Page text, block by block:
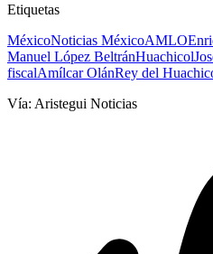
Etiquetas
MéxicoNoticias MéxicoAMLO
Manuel López BeltránHuachicol
fiscalAmílcar OlánRey del
Vía: Aristegui Noticias